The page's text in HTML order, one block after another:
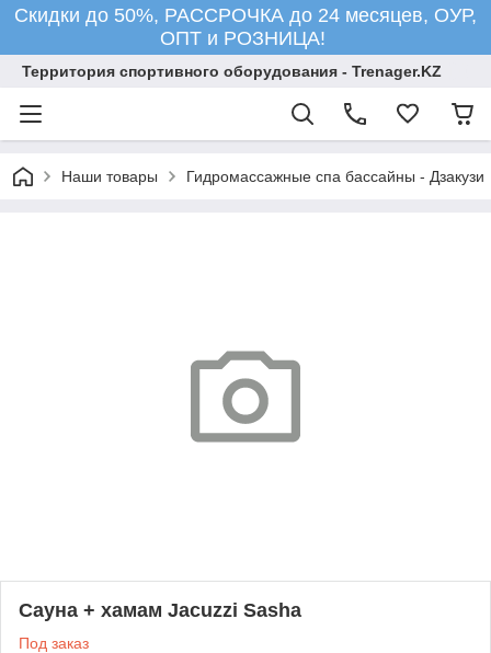
Скидки до 50%, РАССРОЧКА до 24 месяцев, ОУР,
ОПТ и РОЗНИЦА!
Территория спортивного оборудования - Trenager.KZ
Наши товары Гидромассажные спа бассайны - Дзакузи
Сауна + хамам Jacuzzi Sasha
Под заказ